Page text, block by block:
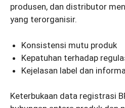
produsen, dan distributor
yang terorganisir.
Konsistensi mutu produk
Kepatuhan terhadap
Kejelasan label dan
Keterbukaan data registrasi